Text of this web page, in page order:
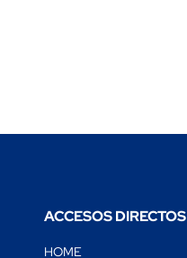
ACCESOS DIRECTOS
HOME